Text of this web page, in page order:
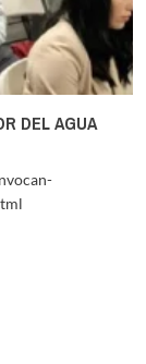
DEL AGUA